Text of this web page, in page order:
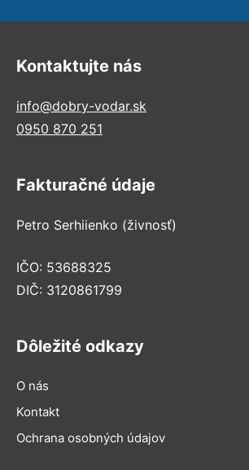
Kontaktujte nás
info@dobry-vodar.sk
0950 870 251
Fakturačné údaje
Petro Serhiienko (živnosť)
IČO: 53688325
DIČ: 3120861799
Dôležité odkazy
O nás
Kontakt
Ochrana osobných údajov